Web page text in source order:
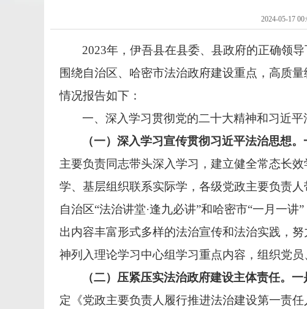
2024-05-17
2023年，伊吾县在县委、县政府的正确领
围绕自治区、哈密市法治政府建设重点，高质
情况报告如下：
一、深入学习贯彻党的二十大精神和习近平
（一）深入学习宣传贯彻习近平法治思想。
主要负责同志带头深入学习，建立健全常态长
学、基层组织联系实际学，各级党政主要负责
自治区“法治讲堂·逢九必讲”和哈密市“一月一
出内容丰富形式多样的法治宣传和法治实践，
神列入理论学习中心组学习重点内容，组织党
（二）压紧压实法治政府建设主体责任。一
定《党政主要负责人履行推进法治建设第一责